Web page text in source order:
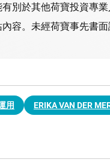
別於其他荷寶投資專
容。未經荷寶事先書
用 ERIKA VAN DER